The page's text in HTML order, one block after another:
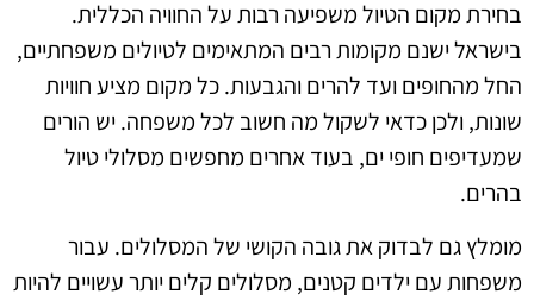
בחירת מקום הטיול משפיעה רבות על החוויה הכללית.
בישראל ישנם מקומות רבים המתאימים לטיולים משפחתיים,
החל מהחופים ועד להרים והגבעות. כל מקום מציע חוויות
שונות, ולכן כדאי לשקול מה חשוב לכל משפחה. יש הורים
שמעדיפים חופי ים, בעוד אחרים מחפשים מסלולי טיול
בהרים.
מומלץ גם לבדוק את גובה הקושי של המסלולים. עבור
משפחות עם ילדים קטנים, מסלולים קלים יותר עשויים להיות